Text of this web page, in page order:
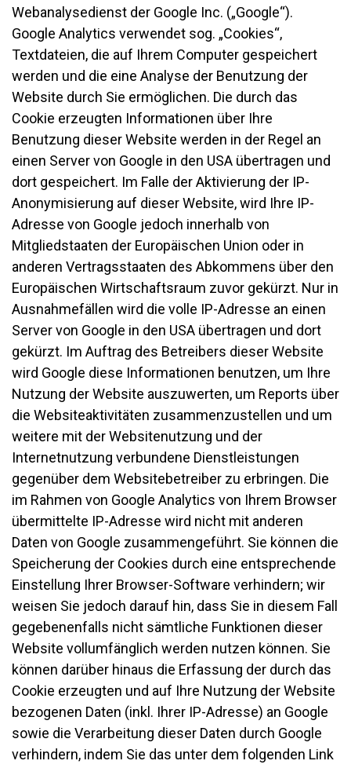
Webanalysedienst der Google Inc. („Google“).
Google Analytics verwendet sog. „Cookies“,
Textdateien, die auf Ihrem Computer gespeichert
werden und die eine Analyse der Benutzung der
Website durch Sie ermöglichen. Die durch das
Cookie erzeugten Informationen über Ihre
Benutzung dieser Website werden in der Regel an
einen Server von Google in den USA übertragen und
dort gespeichert. Im Falle der Aktivierung der IP-
Anonymisierung auf dieser Website, wird Ihre IP-
Adresse von Google jedoch innerhalb von
Mitgliedstaaten der Europäischen Union oder in
anderen Vertragsstaaten des Abkommens über den
Europäischen Wirtschaftsraum zuvor gekürzt. Nur in
Ausnahmefällen wird die volle IP-Adresse an einen
Server von Google in den USA übertragen und dort
gekürzt. Im Auftrag des Betreibers dieser Website
wird Google diese Informationen benutzen, um Ihre
Nutzung der Website auszuwerten, um Reports über
die Websiteaktivitäten zusammenzustellen und um
weitere mit der Websitenutzung und der
Internetnutzung verbundene Dienstleistungen
gegenüber dem Websitebetreiber zu erbringen. Die
im Rahmen von Google Analytics von Ihrem Browser
übermittelte IP-Adresse wird nicht mit anderen
Daten von Google zusammengeführt. Sie können die
Speicherung der Cookies durch eine entsprechende
Einstellung Ihrer Browser-Software verhindern; wir
weisen Sie jedoch darauf hin, dass Sie in diesem Fall
gegebenenfalls nicht sämtliche Funktionen dieser
Website vollumfänglich werden nutzen können. Sie
können darüber hinaus die Erfassung der durch das
Cookie erzeugten und auf Ihre Nutzung der Website
bezogenen Daten (inkl. Ihrer IP-Adresse) an Google
sowie die Verarbeitung dieser Daten durch Google
verhindern, indem Sie das unter dem folgenden Link